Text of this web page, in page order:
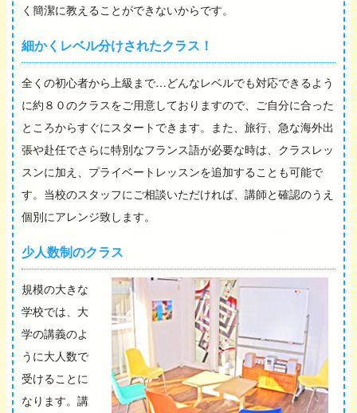
く簡潔に教えることができないからです。
細かくレベル分けされたクラス！
全くの初心者から上級まで…どんなレベルでも対応できるよう
に約８０のクラスをご用意しておりますので、ご自分に合った
ところからすぐにスタートできます。また、旅行、急な海外出
張や赴任でさらに特別なフランス語が必要な時は、クラスレッ
スンに加え、プライベートレッスンを追加することも可能で
す。当校のスタッフにご相談いただければ、講師と確認のうえ
個別にアレンジ致します。
少人数制のクラス
規模の大きな
学校では、大
学の講義のよ
うに大人数で
受けることに
なります。講